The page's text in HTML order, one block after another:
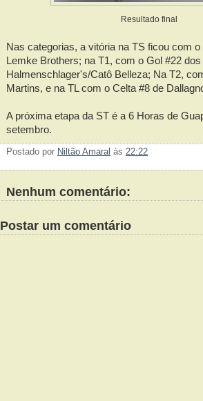
Resultado final
Nas categorias, a vitória na TS ficou com o
Lemke Brothers; na T1, com o Gol #22 dos
Halmenschlager's/Catô Belleza; Na T2,
Martins, e na TL com o Celta #8 de
A próxima etapa da ST é a 6 Horas de
setembro.
Postado por Niltão Amaral às 22:22
Nenhum comentário:
Postar um comentário